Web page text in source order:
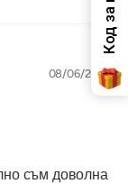
08/06/2026
съм доволна